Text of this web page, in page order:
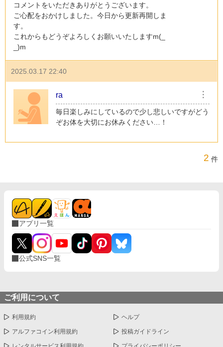
コメントをいただきありがとうございます。
ご心配をおかけしました。今日から更新再開しま
す。
これからもどうぞよろしくお願いいたしますm(_
_)m
2025.03.17 22:40
ra ︙
毎日楽しみにしているので少し悲しいですがどう
ぞお体を大切にお休みください…！
2 件
アプリ一覧
公式SNS一覧
ご利用について
利用規約 ヘルプ
アルファコイン利用規約 投稿ガイドライン